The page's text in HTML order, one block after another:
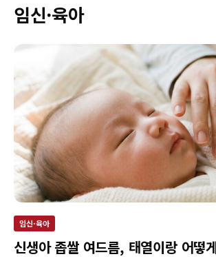
임신·육아
임신·육아
신생아 좁쌀 여드름, 태열이랑 어떻